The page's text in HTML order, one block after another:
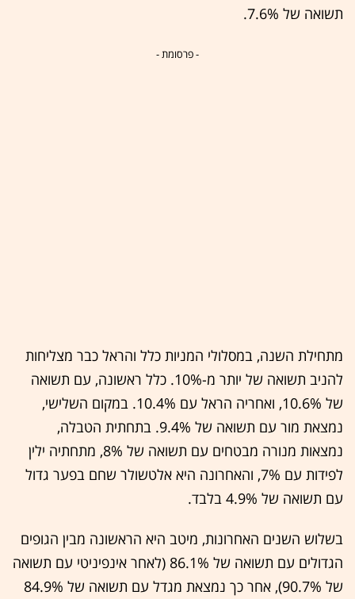
תשואה של 7.6%.
- פרסומת -
מתחילת השנה, במסלולי המניות כלל והראל כבר מצליחות
להניב תשואה של יותר מ-10%. כלל ראשונה, עם תשואה
של 10.6%, ואחריה הראל עם 10.4%. במקום השלישי,
נמצאת מור עם תשואה של 9.4%. בתחתית הטבלה,
נמצאות מנורה מבטחים עם תשואה של 8%, מתחתיה ילין
לפידות עם 7%, והאחרונה היא אלטשולר שחם בפער גדול
עם תשואה של 4.9% בלבד.
בשלוש השנים האחרונות, מיטב היא הראשונה מבין הגופים
הגדולים עם תשואה של 86.1% (לאחר אינפיניטי עם תשואה
של 90.7%), אחר כך נמצאת מגדל עם תשואה של 84.9%